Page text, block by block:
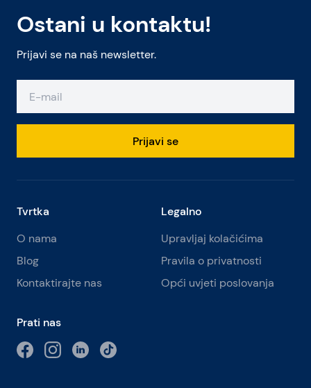
Ostani u kontaktu!
Prijavi se na naš newsletter.
Prijavi se
Tvrtka
O nama
Blog
Kontaktirajte nas
Legalno
Upravljaj kolačićima
Pravila o privatnosti
Opći uvjeti poslovanja
Prati nas